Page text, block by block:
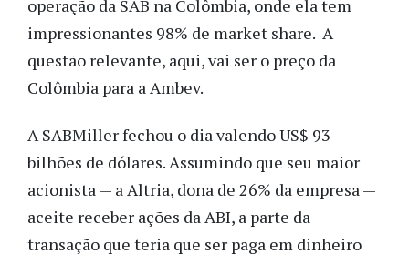
operação da SAB na Colômbia, onde ela tem
impressionantes 98% de market share. A
questão relevante, aqui, vai ser o preço da
Colômbia para a Ambev.
A SABMiller fechou o dia valendo US$ 93
bilhões de dólares. Assumindo que seu maior
acionista — a Altria, dona de 26% da empresa —
aceite receber ações da ABI, a parte da
transação que teria que ser paga em dinheiro